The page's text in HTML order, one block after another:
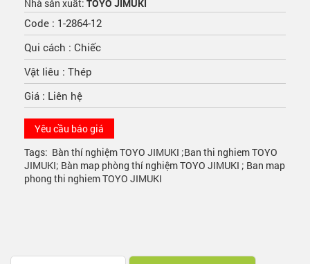
Nhà sản xuất: TOYO JIMUKI
Code : 1-2864-12
Qui cách : Chiếc
Vật liêu : Thép
Giá : Liên hệ
Yêu cầu báo giá
Tags: Bàn thí nghiệm TOYO JIMUKI ;Ban thi nghiem TOYO
JIMUKI; Bàn map phòng thí nghiệm TOYO JIMUKI ; Ban map
phong thi nghiem TOYO JIMUKI